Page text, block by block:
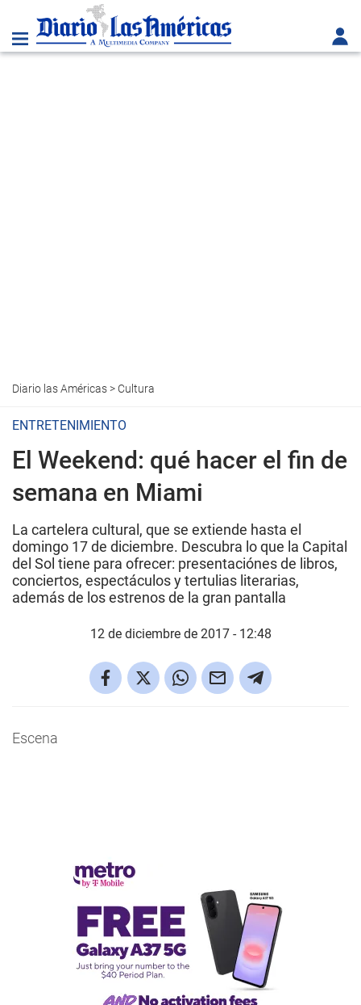
Diario las Américas> Cultura
ENTRETENIMIENTO
El Weekend: qué hacer el fin de
semana en Miami
La cartelera cultural, que se extiende hasta el
domingo 17 de diciembre. Descubra lo que la Capital
del Sol tiene para ofrecer: presentaciónes de libros,
conciertos, espectáculos y tertulias literarias,
además de los estrenos de la gran pantalla
12 de diciembre de 2017 - 12:48
Escena